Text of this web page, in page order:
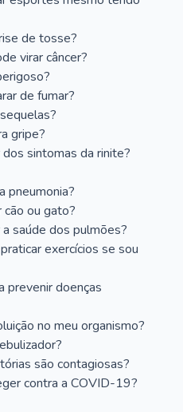
de tosse?
virar câncer?
de fumar?
gripe?
sintomas da rinite?
pneumonia?
ou gato?
saúde dos pulmões?
exercícios se sou
prevenir doenças
no meu organismo?
são contagiosas?
contra a COVID-19?